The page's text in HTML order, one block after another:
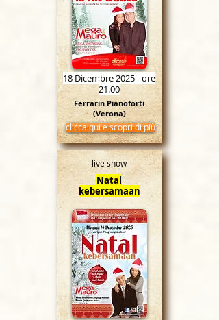
18 Dicembre 2025 - ore
21.00
Ferrarin Pianoforti
(Verona)
clicca qui e scopri di più
live show
Natal
kebersamaan